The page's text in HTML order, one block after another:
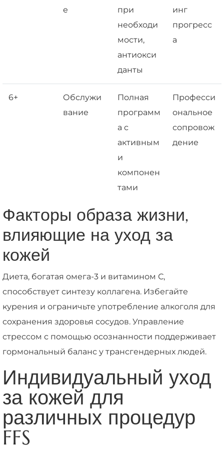
е
при
необходи
мости,
антиокси
данты
инг
прогресс
а
6+
Обслужи
вание
Полная
программ
а с
активным
и
компонен
тами
Професси
ональное
сопровож
дение
Факторы образа жизни,
влияющие на уход за
кожей
Диета, богатая омега-3 и витамином С,
способствует синтезу коллагена. Избегайте
курения и ограничьте употребление алкоголя для
сохранения здоровья сосудов. Управление
стрессом с помощью осознанности поддерживает
гормональный баланс у трансгендерных людей.
Индивидуальный уход
за кожей для
различных процедур
FFS